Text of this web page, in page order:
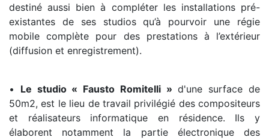
destiné aussi bien à compléter les installations pré-
existantes de ses studios qu’à pourvoir une régie
mobile complète pour des prestations à l’extérieur
(diffusion et enregistrement).
• Le studio « Fausto Romitelli » d'une surface de
50m2, est le lieu de travail privilégié des compositeurs
et réalisateurs informatique en résidence. Ils y
élaborent notamment la partie électronique des